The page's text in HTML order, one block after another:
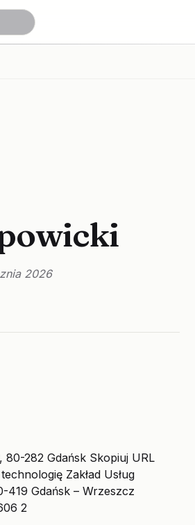
2026
282 Gdańsk Skopiuj URL
Zakład Usług
419 Gdańsk – Wrzeszcz
2